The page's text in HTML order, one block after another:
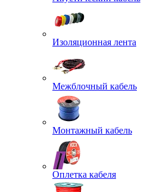
Изоляционная лента
Межблочный кабель
Монтажный кабель
Оплетка кабеля